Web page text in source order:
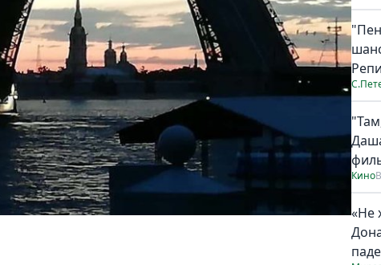
Кино
«Не